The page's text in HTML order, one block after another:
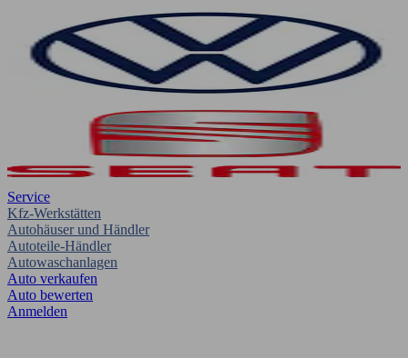
Service
Kfz-Werkstätten
Autohäuser und Händler
Autoteile-Händler
Autowaschanlagen
Auto verkaufen
Auto bewerten
Anmelden